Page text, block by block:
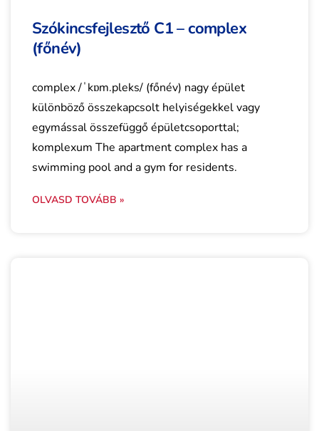
Szókincsfejlesztő C1 – complex
(főnév)
complex /ˈkɒm.pleks/ (főnév) nagy épület
különböző összekapcsolt helyiségekkel vagy
egymással összefüggő épületcsoporttal;
komplexum The apartment complex has a
swimming pool and a gym for residents.
OLVASD TOVÁBB »